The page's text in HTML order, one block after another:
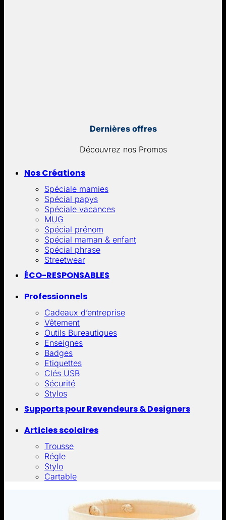
Dernières offres
Découvrez nos Promos
Nos Créations
Spéciale mamies
Spécial papys
Spéciale vacances
MUG
Spécial prénom
Spécial maman & enfant
Spécial phrase
Streetwear
ÉCO-RESPONSABLES
Professionnels
Cadeaux d’entreprise
Vêtement
Outils Bureautiques
Enseignes
Badges
Etiquettes
Clés USB
Sécurité
Stylos
Supports pour Revendeurs & Designers
Articles scolaires
Trousse
Régle
Stylo
Cartable